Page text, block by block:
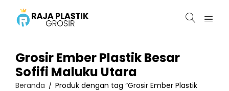
Grosir Ember Plastik Besar
Sofifi Maluku Utara
Beranda / Produk dengan tag “Grosir Ember Plastik